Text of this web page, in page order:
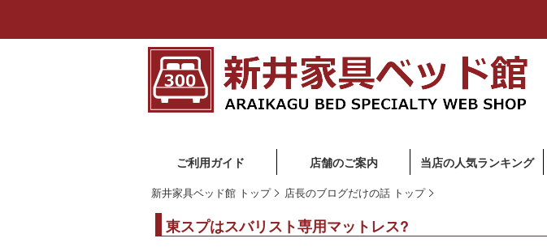
ご利用ガイド 店舗のご案内 当店の人気ランキング
新井家具ベッド館 トップ 店長のブログだけの話 トップ
東スプはスバリスト専用マットレス?